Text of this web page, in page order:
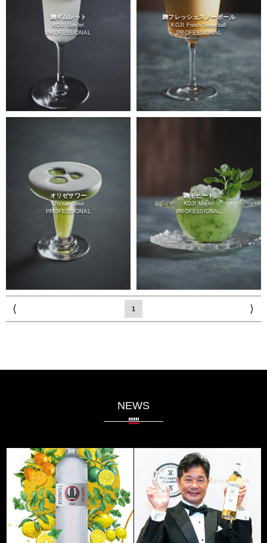
麹ギムレット
KOJI Gimlet
PROFESSIONAL
麹フレッシュスノーボール
KOJI Fresh Snowball
PROFESSIONAL
オリゼサワー
Oryzae Sour
PROFESSIONAL
麹モヒート
KOJI Mojito
PROFESSIONAL
1
⟨ ⟩
NEWS